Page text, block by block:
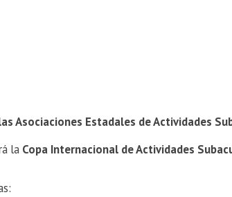
Asociaciones Estadales de Actividades
la Copa Internacional de Actividades